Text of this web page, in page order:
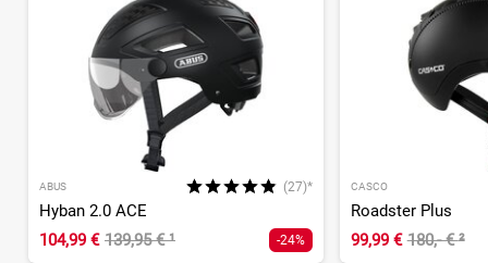
ABUS (27)*
Hyban 2.0 ACE
104,99 € 139,95 €¹ -24%
CASCO
Roadster Plus
99,99 € 180,- €²